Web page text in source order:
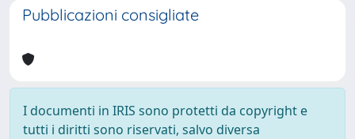
Pubblicazioni consigliate
I documenti in IRIS sono protetti da copyright e
tutti i diritti sono riservati, salvo diversa